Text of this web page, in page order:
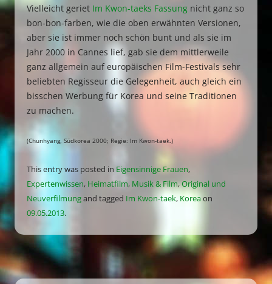
Vielleicht geriet Im Kwon-taeks Fassung nicht ganz so
bon-bon-farben, wie die oben erwähnten Versionen,
aber sie ist immer noch schön bunt und als sie im
Jahr 2000 in Cannes lief, gab sie dem mittlerweile
ganz allgemein auf europäischen Film-Festivals sehr
beliebten Regisseur die Gelegenheit, auch gleich ein
bisschen Werbung für Korea und seine Traditionen
zu machen.
(Chunhyang, Südkorea 2000; Regie: Im Kwon-taek.)
This entry was posted in Eigensinnige Frauen,
Expertenwissen, Heimatfilm, Musik & Film,Original und
Neuverfilmungand tagged Im Kwon-taek, Koreaon
09.05.2013.